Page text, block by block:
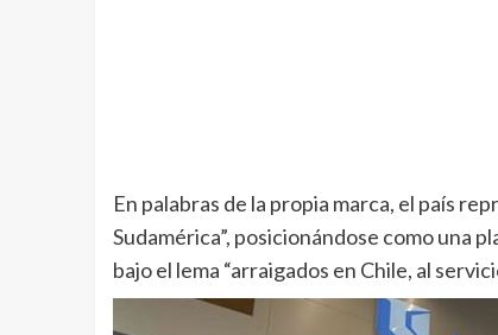
En palabras de la propia marca, el país
Sudamérica”, posicionándose como una
bajo el lema “arraigados en Chile, al